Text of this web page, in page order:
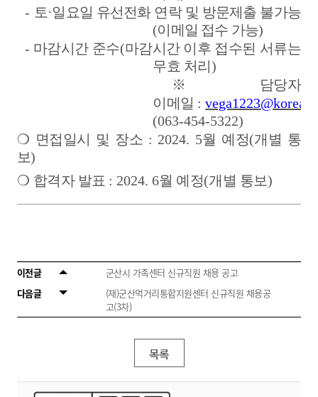
- 토·일요일 유선전화 연락 및 방문제출 불가능
(이메일 접수 가능)
- 마감시간 준수(마감시간 이후 접수된 서류는
무효 처리 )
※
담당자
이메일 :
(063-454-5322)
❍ 면접일시 및 장소 : 2024. 5월 예정(개별 통
보)
❍ 합격자 발표 : 2024. 6월 예정(개별 통보)
이전글
군산시 가족센터 신규직원 채용 공고
다음글
(재)군산먹거리통합지원센터 신규직원 채용공
고(3차)
목록